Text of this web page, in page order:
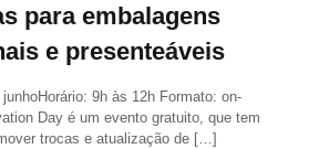
para embalagens
e presenteáveis
9h às 12h Formato: on-
Day é um evento gratuito, que tem
trocas e atualização de […]